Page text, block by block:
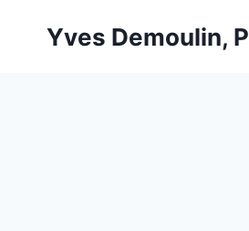
Yves Demoulin,